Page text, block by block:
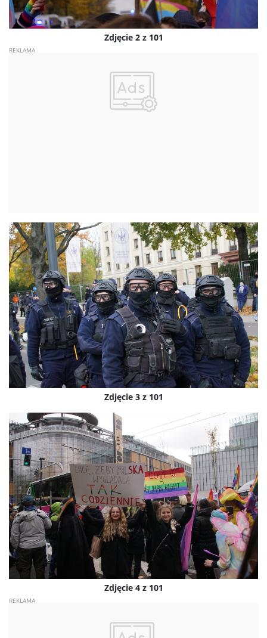
Zdjęcie 2 z 101
Zdjęcie 3 z 101
Zdjęcie 4 z 101